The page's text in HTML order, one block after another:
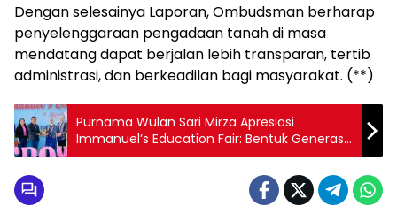
Dengan selesainya Laporan, Ombudsman berharap
penyelenggaraan pengadaan tanah di masa
mendatang dapat berjalan lebih transparan, tertib
administrasi, dan berkeadilan bagi masyarakat. (**)
Purnama Wulan Sari Mirza Apresiasi
Immanuel’s Education Fair: Bentuk Generasi
Cerdas, Kreatif, dan Berkarakter